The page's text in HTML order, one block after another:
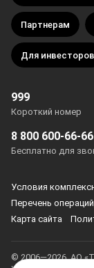
Партнерам
Для инвесторов
999
Короткий номер
8 800 600-66-66
Бесплатно для
Условия
Перечень
Карта сайта
© 2006—2026, АО